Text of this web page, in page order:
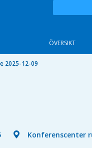
ÖVERSIKT
2025-12-09
Konferenscenter